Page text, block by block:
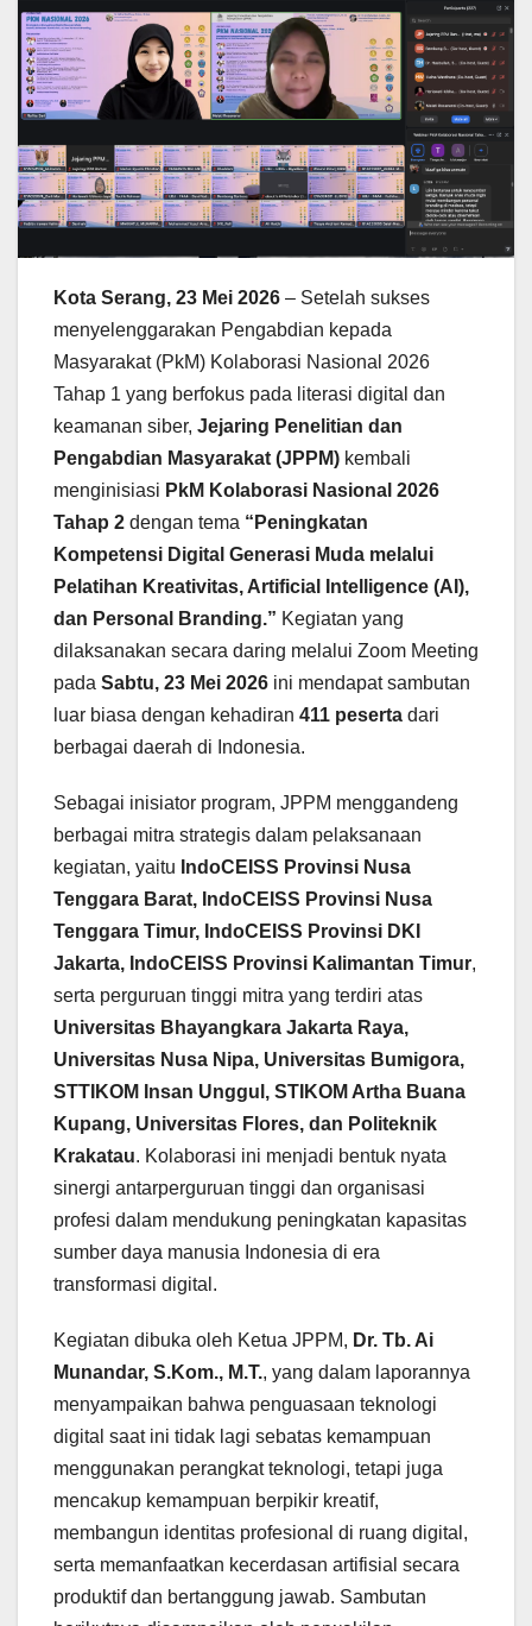
Kota Serang, 23 Mei 2026 – Setelah sukses
menyelenggarakan Pengabdian kepada
Masyarakat (PkM) Kolaborasi Nasional 2026
Tahap 1 yang berfokus pada literasi digital dan
keamanan siber, Jejaring Penelitian dan
Pengabdian Masyarakat (JPPM) kembali
menginisiasi PkM Kolaborasi Nasional 2026
Tahap 2 dengan tema “Peningkatan
Kompetensi Digital Generasi Muda melalui
Pelatihan Kreativitas, Artificial Intelligence (AI),
dan Personal Branding.” Kegiatan yang
dilaksanakan secara daring melalui Zoom Meeting
pada Sabtu, 23 Mei 2026 ini mendapat sambutan
luar biasa dengan kehadiran 411 peserta dari
berbagai daerah di Indonesia.
Sebagai inisiator program, JPPM menggandeng
berbagai mitra strategis dalam pelaksanaan
kegiatan, yaitu IndoCEISS Provinsi Nusa
Tenggara Barat, IndoCEISS Provinsi Nusa
Tenggara Timur, IndoCEISS Provinsi DKI
Jakarta, IndoCEISS Provinsi Kalimantan Timur,
serta perguruan tinggi mitra yang terdiri atas
Universitas Bhayangkara Jakarta Raya,
Universitas Nusa Nipa, Universitas Bumigora,
STTIKOM Insan Unggul, STIKOM Artha Buana
Kupang, Universitas Flores, dan Politeknik
Krakatau. Kolaborasi ini menjadi bentuk nyata
sinergi antarperguruan tinggi dan organisasi
profesi dalam mendukung peningkatan kapasitas
sumber daya manusia Indonesia di era
transformasi digital.
Kegiatan dibuka oleh Ketua JPPM, Dr. Tb. Ai
Munandar, S.Kom., M.T., yang dalam laporannya
menyampaikan bahwa penguasaan teknologi
digital saat ini tidak lagi sebatas kemampuan
menggunakan perangkat teknologi, tetapi juga
mencakup kemampuan berpikir kreatif,
membangun identitas profesional di ruang digital,
serta memanfaatkan kecerdasan artifisial secara
produktif dan bertanggung jawab. Sambutan